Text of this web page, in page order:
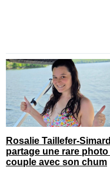
Rosalie Taillefer-Simard
partage une rare photo
couple avec son chum